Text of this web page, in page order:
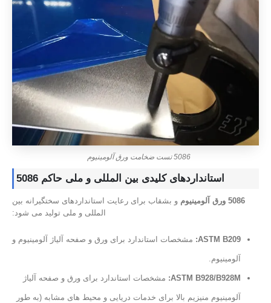
5086 تست ضخامت ورق آلومینیوم
استانداردهای کلیدی بین المللی و ملی حاکم 5086
5086 ورق آلومینیوم
و بشقاب برای رعایت استانداردهای سختگیرانه بین
المللی و ملی تولید می شود:
ASTM B209: مشخصات استاندارد برای ورق و صفحه آلیاژ آلومینیوم و
آلومینیوم.
ASTM B928/B928M: مشخصات استاندارد برای ورق و صفحه آلیاژ
آلومینیوم منیزیم بالا برای خدمات دریایی و محیط های مشابه (به طور